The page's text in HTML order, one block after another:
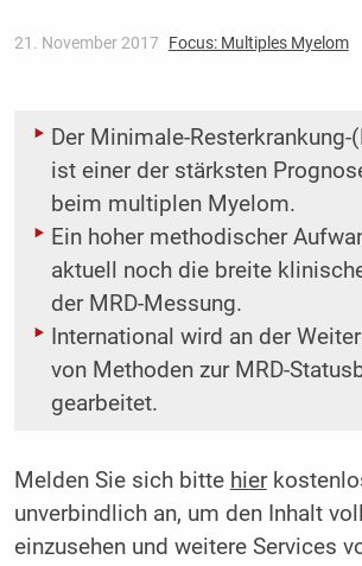
21. November 2017 Focus: Multiples Myelom
Der Minimale-Resterkrankung-
ist einer der stärksten
beim multiplen Myelom.
Ein hoher methodischer
aktuell noch die breite
der MRD-Messung.
International wird an der
von Methoden zur MRD-
gearbeitet.
Melden Sie sich bitte hier
unverbindlich an, um den Inhalt
einzusehen und weitere Services